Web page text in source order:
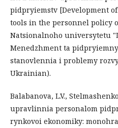
pidpryiemstv [Development
tools in the personnel policy
Natsionalnoho universytetu
Menedzhment ta
stanovlennia i problemy
Ukrainian).
Balabanova, L.V.,
upravlinnia personalom
rynkovoi ekonomiky: